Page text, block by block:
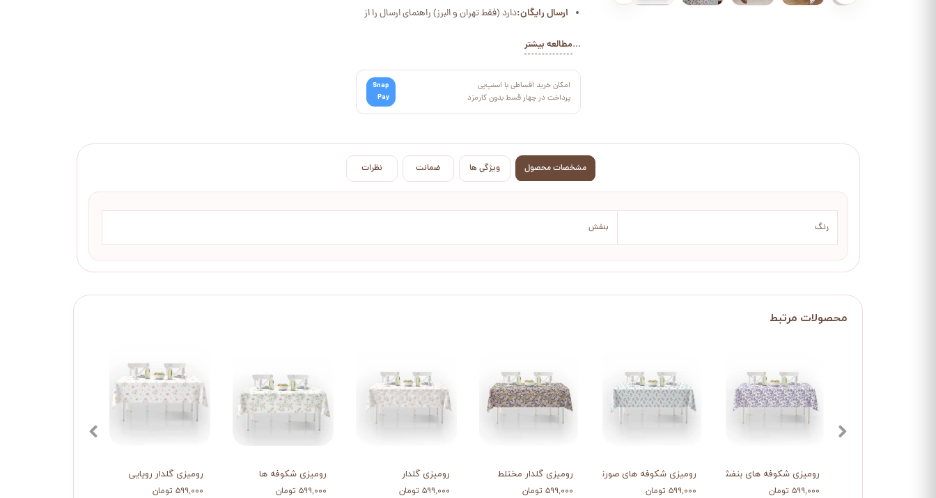
ارسال رایگان:دارد (فقط تهران و البرز) راهنمای ارسال را از
...مطالعه بیشتر
امکان خرید اقساطی با اسنپ‌پی
پرداخت در چهار قسط بدون کارمزد
Snap
Pay
مشخصات محصول ویژگی ها ضمانت نظرات
رنگ بنفش
رومیزی گلدار رویایی
۵۹۹,۰۰۰ تومان
رومیزی شکوفه ها
۵۹۹,۰۰۰ تومان
رومیزی گلدار
۵۹۹,۰۰۰ تومان
رومیزی گلدار مختلط
۵۹۹,۰۰۰ تومان
رومیزی شکوفه های صورتی ریز
۵۹۹,۰۰۰ تومان
رومیزی شکوفه های بنفش رونده
۵۹۹,۰۰۰ تومان